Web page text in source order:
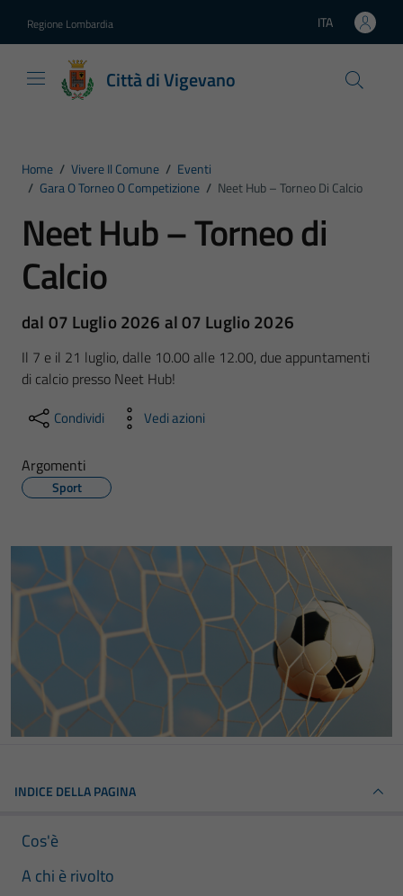
Regione Lombardia Lingua attiva:
ITA
Città di Vigevano
Home / Vivere Il Comune / Eventi
/ Gara O Torneo O Competizione / Neet Hub – Torneo Di Calcio
Neet Hub – Torneo di
Calcio
dal 07 Luglio 2026 al 07 Luglio 2026
Il 7 e il 21 luglio, dalle 10.00 alle 12.00, due appuntamenti
di calcio presso Neet Hub!
Condividi Vedi azioni
Argomenti
Sport
INDICE DELLA PAGINA
Cos'è
A chi è rivolto